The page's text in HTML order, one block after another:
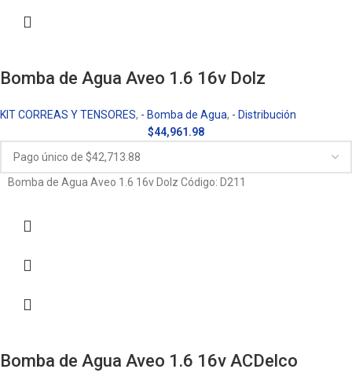
Bomba de Agua Aveo 1.6 16v Dolz
KIT CORREAS Y TENSORES, - Bomba de Agua, - Distribución
$44,961.98
Bomba de Agua Aveo 1.6 16v Dolz Código: D211
Bomba de Agua Aveo 1.6 16v ACDelco